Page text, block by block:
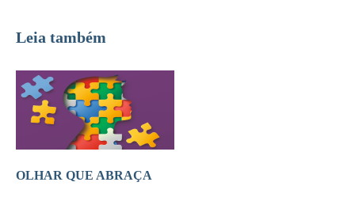
Leia também
OLHAR QUE ABRAÇA